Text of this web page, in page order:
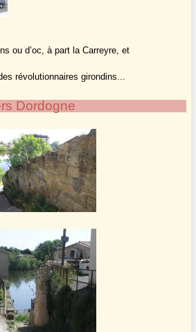
ou d’oc, à part la Carreyre, et
révolutionnaires girondins...
Dordogne